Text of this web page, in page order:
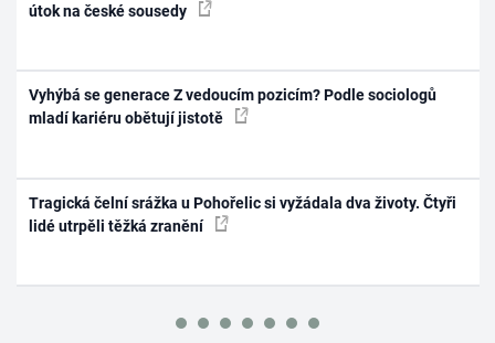
útok na české sousedy
Vyhýbá se generace Z vedoucím pozicím? Podle sociologů
mladí kariéru obětují jistotě
Tragická čelní srážka u Pohořelic si vyžádala dva životy. Čtyři
lidé utrpěli těžká zranění